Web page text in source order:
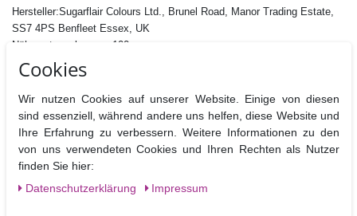
Hersteller:Sugarflair Colours Ltd., Brunel Road, Manor Trading Estate,
SS7 4PS Benfleet Essex, UK
Nährwertangaben pro 100 g
Brennwerte Fett
0 kj / 0 kcal 0g 0g 0g 0g 0g
Cookies
Wir nutzen Cookies auf unserer Website. Einige von diesen
sind essenziell, während andere uns helfen, diese Website und
Ihre Erfahrung zu verbessern. Weitere Informationen zu den
von uns verwendeten Cookies und Ihren Rechten als Nutzer
finden Sie hier:
Daten­schutz­erklärung
Impressum